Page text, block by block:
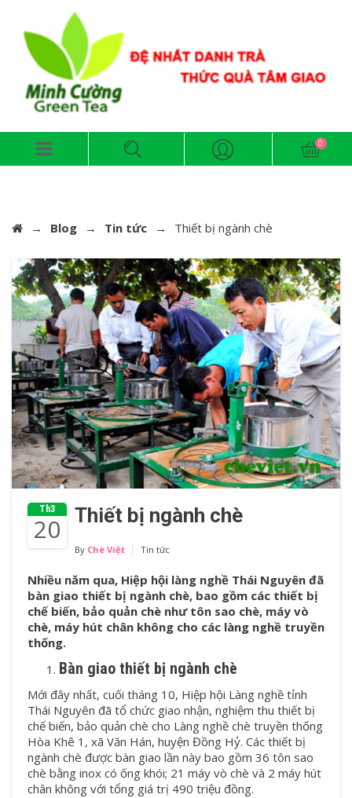
→ Blog → Tin tức → Thiết bị ngành chè
Th3
20 Thiết bị ngành chè
By Chè Việt Tin tức
Nhiều năm qua, Hiệp hội làng nghề Thái Nguyên đã
bàn giao thiết bị ngành chè, bao gồm các thiết bị
chế biến, bảo quản chè như tôn sao chè, máy vò
chè, máy hút chân không cho các làng nghề truyền
thống.
Bàn giao thiết bị ngành chè
Mới đây nhất, cuối tháng 10, Hiệp hội Làng nghề tỉnh
Thái Nguyên đã tổ chức giao nhận, nghiệm thu thiết bị
chế biến, bảo quản chè cho Làng nghề chè truyền thống
Hòa Khê 1, xã Văn Hán, huyện Đồng Hỷ. Các thiết bị
ngành chè được bàn giao lần này bao gồm 36 tôn sao
chè bằng inox có ống khói; 21 máy vò chè và 2 máy hút
chân không với tổng giá trị 490 triệu đồng.